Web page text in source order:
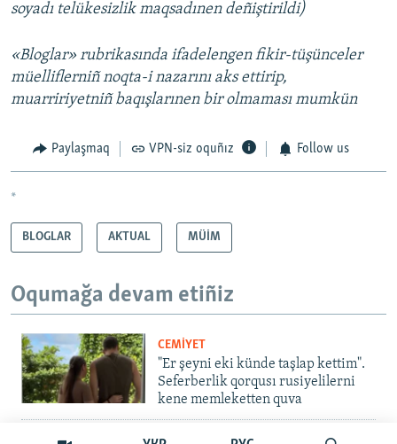
soyadı telükesizlik maqsadınen deñiştirildi)
«Bloglar» rubrikasında ifadelengen fikir-tüşünceler
müelliflerniñ noqta-i nazarını aks ettirip,
muarririyetniñ baqışlarınen bir olmaması mumkün
Paylaşmaq VPN-siz oquñız Follow us
*
BLOGLAR AKTUAL MÜİM
Oqumağa devam etiñiz
CEMİYET
"Er şeyni eki künde taşlap kettim".
Seferberlik qorqusı rusiyelilerni
kene memleketten quva